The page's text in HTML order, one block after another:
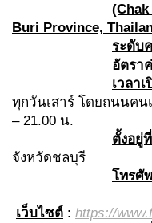
Buri Province,
ระดับ
อัตรา
เวลาเ
ทุกวันเสาร์ โดยถนนคน
– 21.00 น.
ตั้งอยู่ที่
จังหวัดชลบุรี
โทรศั
เว็บไซต์ : https://